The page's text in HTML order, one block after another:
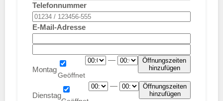
Telefonnummer
E-Mail-Adresse
Montag
—
Öffnungszeiten
hinzufügen
Dienstag
—
Öffnungszeiten
hinzufügen